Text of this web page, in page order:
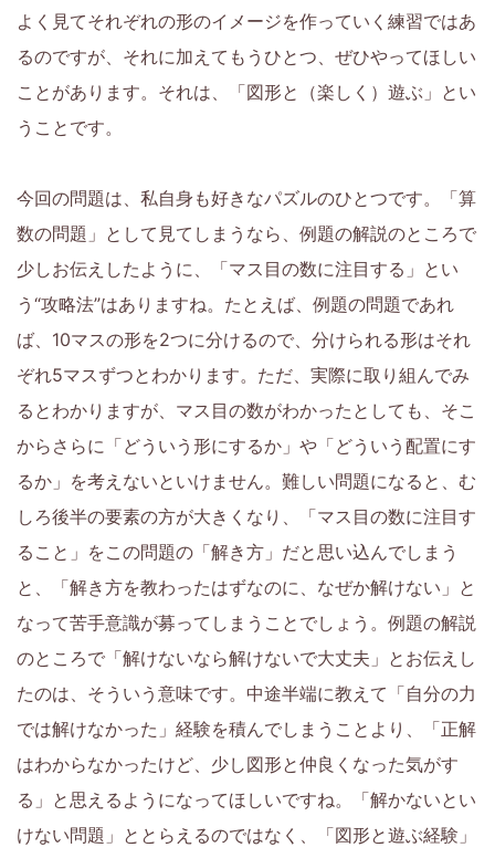
よく見てそれぞれの形のイメージを作っていく練習ではあ
るのですが、それに加えてもうひとつ、ぜひやってほしい
ことがあります。それは、「図形と（楽しく）遊ぶ」とい
うことです。
今回の問題は、私自身も好きなパズルのひとつです。「算
数の問題」として見てしまうなら、例題の解説のところで
少しお伝えしたように、「マス目の数に注目する」とい
う“攻略法”はありますね。たとえば、例題の問題であれ
ば、10マスの形を2つに分けるので、分けられる形はそれ
ぞれ5マスずつとわかります。ただ、実際に取り組んでみ
るとわかりますが、マス目の数がわかったとしても、そこ
からさらに「どういう形にするか」や「どういう配置にす
るか」を考えないといけません。難しい問題になると、む
しろ後半の要素の方が大きくなり、「マス目の数に注目す
ること」をこの問題の「解き方」だと思い込んでしまう
と、「解き方を教わったはずなのに、なぜか解けない」と
なって苦手意識が募ってしまうことでしょう。例題の解説
のところで「解けないなら解けないで大丈夫」とお伝えし
たのは、そういう意味です。中途半端に教えて「自分の力
では解けなかった」経験を積んでしまうことより、「正解
はわからなかったけど、少し図形と仲良くなった気がす
る」と思えるようになってほしいですね。「解かないとい
けない問題」ととらえるのではなく、「図形と遊ぶ経験」